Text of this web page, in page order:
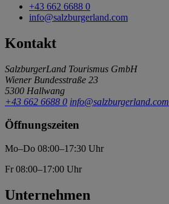
+43 662 6688 0
info@salzburgerland.com
Kontakt
SalzburgerLand Tourismus GmbH
Wiener Bundesstraße 23
5300 Hallwang
+43 662 6688 0 info@salzburgerland.com
Öffnungszeiten
Mo–Do 08:00–17:30 Uhr
Fr 08:00–17:00 Uhr
Unternehmen